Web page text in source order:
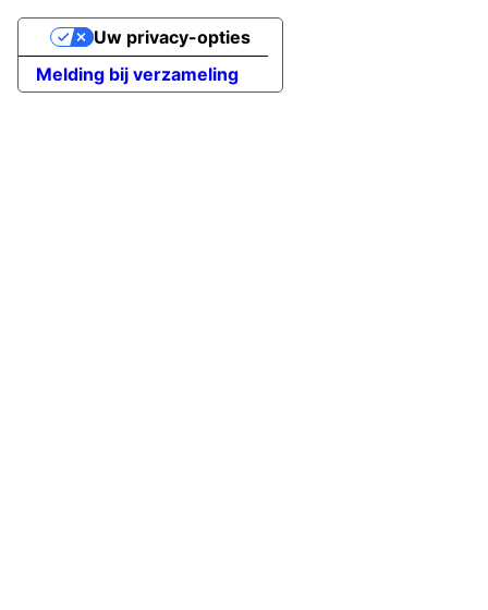
Melding bij verzameling
Uw privacy-opties